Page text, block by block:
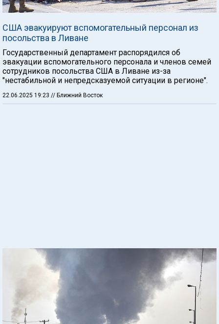
США эвакуируют вспомогательный персонал из
посольства в Ливане
Государственный департамент распорядился об
эвакуации вспомогательного персонала и членов семей
сотрудников посольства США в Ливане из-за
"нестабильной и непредсказуемой ситуации в регионе".
22.06.2025 19:23 // Ближний Восток